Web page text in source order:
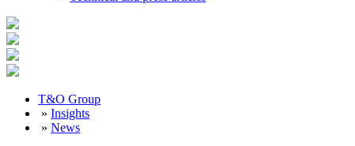
T&O Group
» Insights
» News